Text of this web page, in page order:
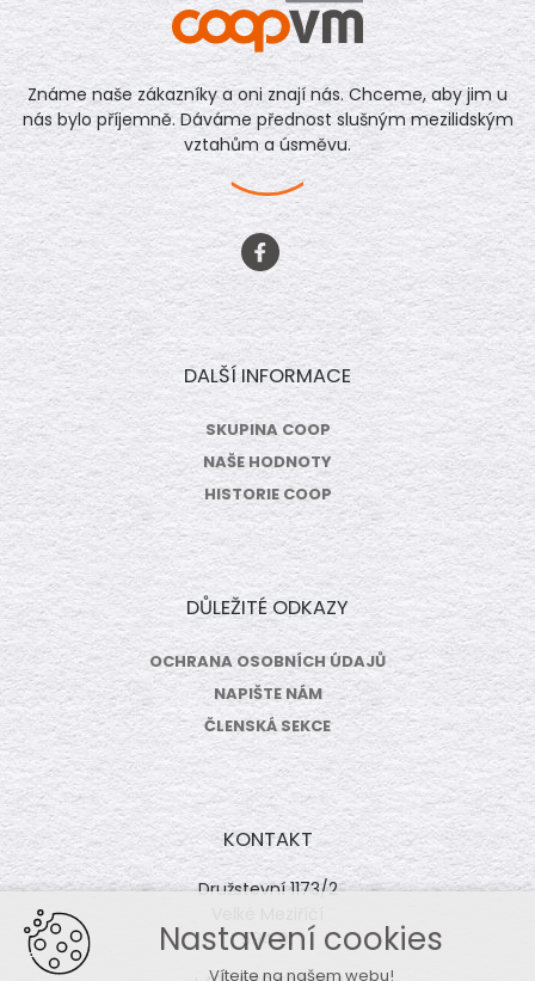
Známe naše zákazníky a oni znají nás. Chceme, aby jim u
nás bylo příjemně. Dáváme přednost slušným mezilidským
vztahům a úsměvu.
DALŠÍ INFORMACE
SKUPINA COOP
NAŠE HODNOTY
HISTORIE COOP
DŮLEŽITÉ ODKAZY
OCHRANA OSOBNÍCH ÚDAJŮ
NAPIŠTE NÁM
ČLENSKÁ SEKCE
KONTAKT
Družstevní 1173/2
594 01
Nastavení cookies
Vítejte na našem webu!